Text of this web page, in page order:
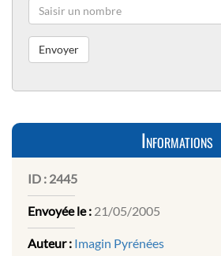
Informations
ID : 2445
Envoyée le : 21/05/2005
Auteur : Imagin Pyrénées